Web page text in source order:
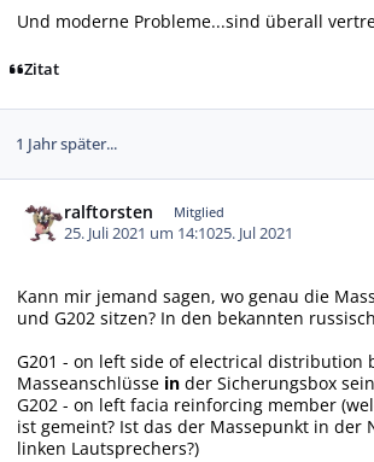
Und moderne Probleme...sind überall
Zitat
1 Jahr später...
ralftorsten Mitglied
25. Juli 2021 um 14:1025. Jul 2021
Kann mir jemand sagen, wo genau die
und G202 sitzen? In den bekannten
G201 - on left side of electrical distribution
Masseanschlüsse in der Sicherungsbox
G202 - on left facia reinforcing member
ist gemeint? Ist das der Massepunkt in der
linken Lautsprechers?)